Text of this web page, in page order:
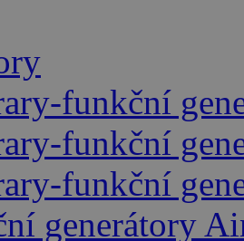
funkční
funkční
funkční
generátory